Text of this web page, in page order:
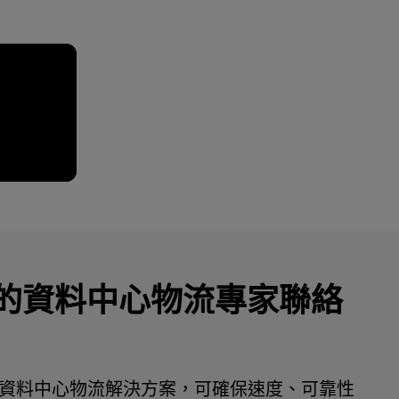
資料中心物流專家聯絡
料中心物流解決方案，可確保速度、可靠性